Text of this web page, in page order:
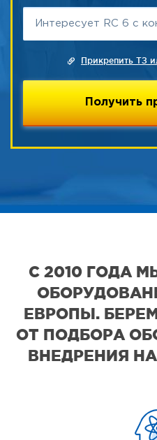
Прикрепить ТЗ
С 2010 ГОДА
ЕВРОПЫ.
ОТ ПОДБОРА
ВНЕДРЕНИЯ